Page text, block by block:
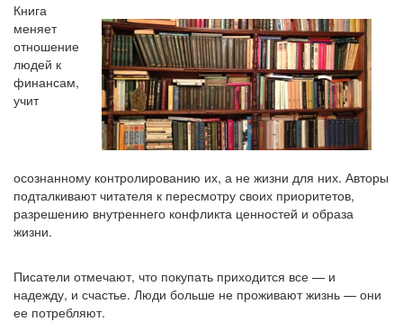
Книга
меняет
отношение
людей к
финансам,
учит
осознанному контролированию их, а не жизни для них. Авторы
подталкивают читателя к пересмотру своих приоритетов,
разрешению внутреннего конфликта ценностей и образа
жизни.
Писатели отмечают, что покупать приходится все — и
надежду, и счастье. Люди больше не проживают жизнь — они
ее потребляют.